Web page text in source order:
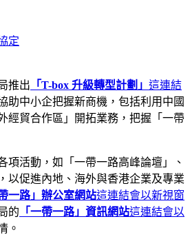
定
推出 「T-box 升級轉型計劃」 這連結
助中小企把握新商機，包括利用中國
經貿合作區」開拓業務，把握「一帶
項活動，如「一帶一路高峰論壇」、
以促進內地、海外與香港企業及專業
一路」辦公室網站這連結會以新視窗
的 「一帶一路」資訊網站這連結會以
。